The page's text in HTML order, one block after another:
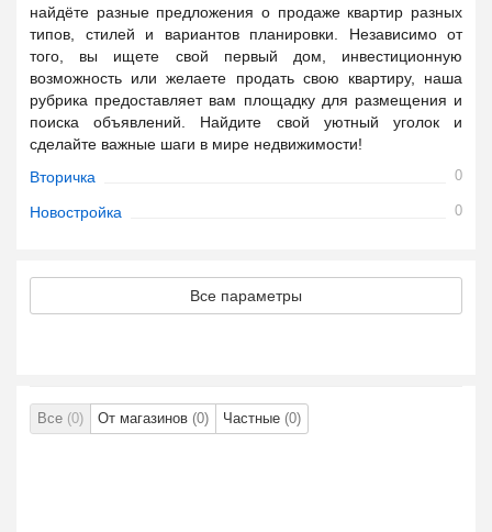
найдёте разные предложения о продаже квартир разных
типов, стилей и вариантов планировки. Независимо от
того, вы ищете свой первый дом, инвестиционную
возможность или желаете продать свою квартиру, наша
рубрика предоставляет вам площадку для размещения и
поиска объявлений. Найдите свой уютный уголок и
сделайте важные шаги в мире недвижимости!
Вторичка
0
Новостройка 0
Все параметры
Все (0) От магазинов (0) Частные (0)